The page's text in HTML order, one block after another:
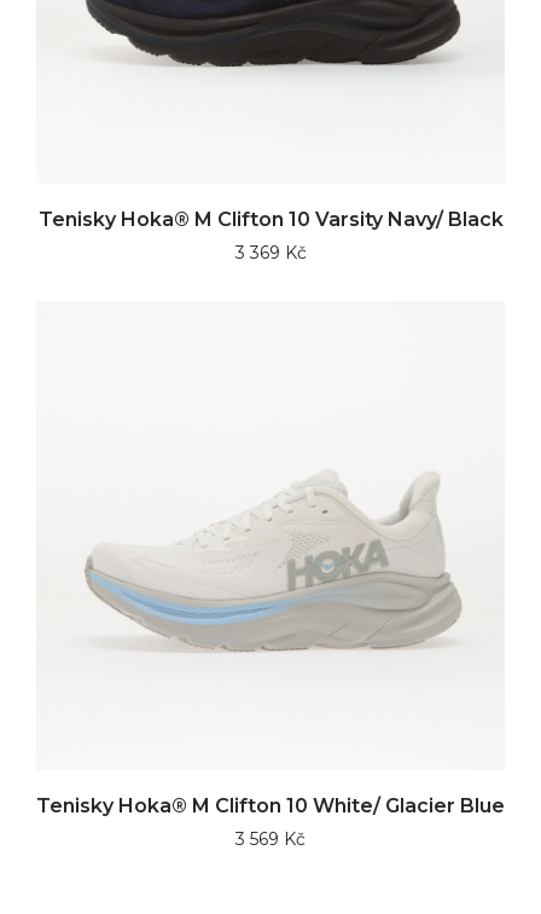
Tenisky Hoka® M Clifton 10 Varsity Navy/ Black
3 369 Kč
Tenisky Hoka® M Clifton 10 White/ Glacier Blue
3 569 Kč